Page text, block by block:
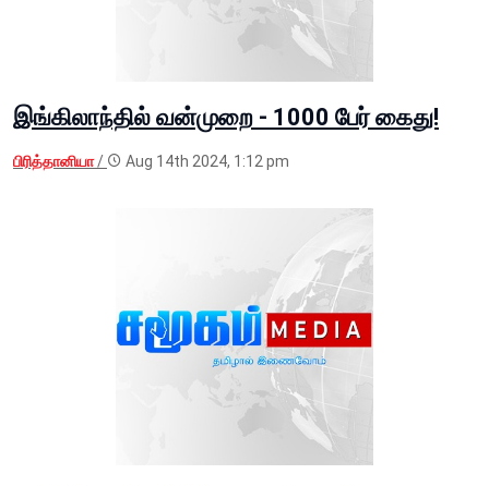
இங்கிலாந்தில் வன்முறை - 1000 பேர் கைது!
பிரித்தானியா/ Aug 14th 2024, 1:12 pm